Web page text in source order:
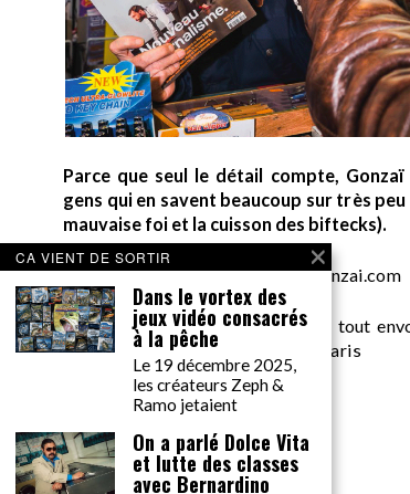
Parce que seul le détail compte,
gens qui en savent beaucoup sur très peu
mauvaise foi et la cuisson des biftecks).
desk AT gonzai.com
Edité par GONZAÏ MEDIA. Pour tout
Messager, pour GONZAÏ, 75018 Paris
CA VIENT DE SORTIR
Dans le vortex des
jeux vidéo consacrés
à la pêche
Le 19 décembre 2025,
les créateurs Zeph &
Ramo jetaient
On a parlé Dolce Vita
et lutte des classes
avec Bernardino